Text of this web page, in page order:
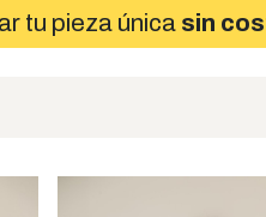
tu pieza única sin